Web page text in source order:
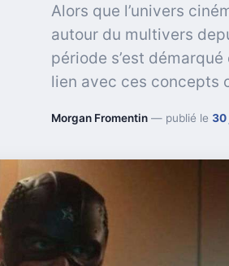
Alors que l’univers
autour du multivers
période s’est
lien avec ces concepts
Morgan Fromentin — publié le 30